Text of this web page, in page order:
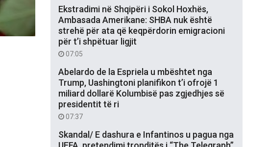
Ekstradimi në Shqipëri i Sokol Hoxhës,
Ambasada Amerikane: SHBA nuk është
strehë për ata që keqpërdorin emigracioni
për t’i shpëtuar ligjit
07:05
Abelardo de la Espriela u mbështet nga
Trump, Uashingtoni planifikon t’i ofrojë 1
miliard dollarë Kolumbisë pas zgjedhjes së
presidentit të ri
07:37
Skandal/ E dashura e Infantinos u pagua nga